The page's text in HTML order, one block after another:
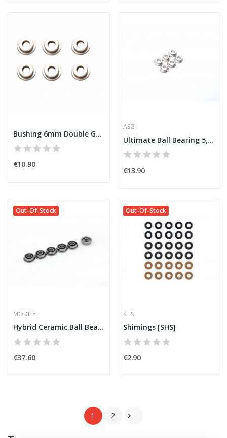
Bushing 6mm Double Groove [Homa]
€10.90
ASG
Ultimate Ball Bearing 5,9mm RS Series (6pcs) [ASG]
€13.90
Out-Of-Stock
MODIFY
Hybrid Ceramic Ball Bearing 8mm (6 pieces)...
€37.60
Out-Of-Stock
SHS
Shimings [SHS]
€2.90
1 2 